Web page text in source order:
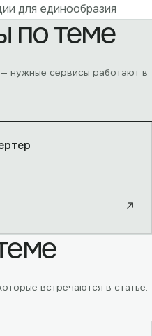
для единообразия
по теме
нужные сервисы работают в
↗
встречаются в статье.